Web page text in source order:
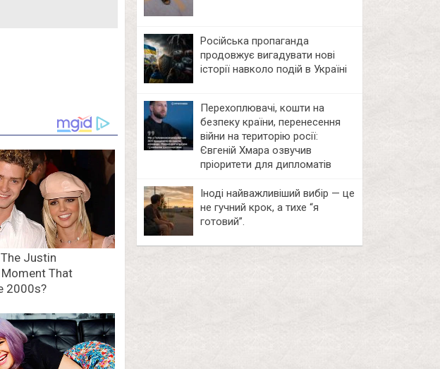
Російська пропаганда
продовжує вигадувати нові
історії навколо подій в Україні
Перехоплювачі, кошти на
безпеку країни, перенесення
війни на територію росії:
Євгеній Хмара озвучив
пріоритети для дипломатів
Іноді найважливіший вибір — це
не гучний крок, а тихе “я
готовий”.